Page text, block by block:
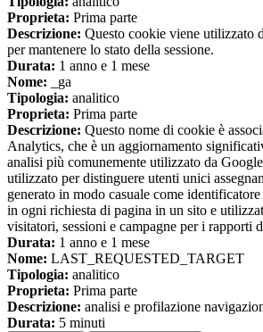
Proprieta: Prima parte
Descrizione: Questo cookie viene utilizzato
per mantenere lo stato della sessione.
Durata: 1 anno e 1 mese
Nome: _ga
Tipologia: analitico
Proprieta: Prima parte
Descrizione: Questo nome di cookie è
Analytics, che è un aggiornamento
analisi più comunemente utilizzato da
utilizzato per distinguere utenti unici
generato in modo casuale come
in ogni richiesta di pagina in un sito e
visitatori, sessioni e campagne per i rapporti
Durata: 1 anno e 1 mese
Nome: LAST_REQUESTED_TARGET
Tipologia: analitico
Proprieta: Prima parte
Descrizione: analisi e profilazione
Durata: 5 minuti